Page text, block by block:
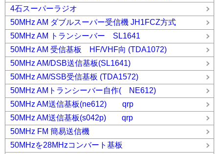
4石スーパーラジオ
50MHz AM ダブルスーパー受信機 JH1FCZ方式
50MHz AM トランシーバー SL1641
50MHz AM 受信基板 HF/VHF向 (TDA1072)
50MHz AM/DSB送信基板(SL1641)
50MHz AM/SSB受信基板 (TDA1572)
50MHz AMトランシーバー自作( NE612)
50MHz AM送信基板(ne612) qrp
50MHz AM送信基板(s042p) qrp
50MHz FM 簡易送信機
50MHzを28MHzコンバート基板